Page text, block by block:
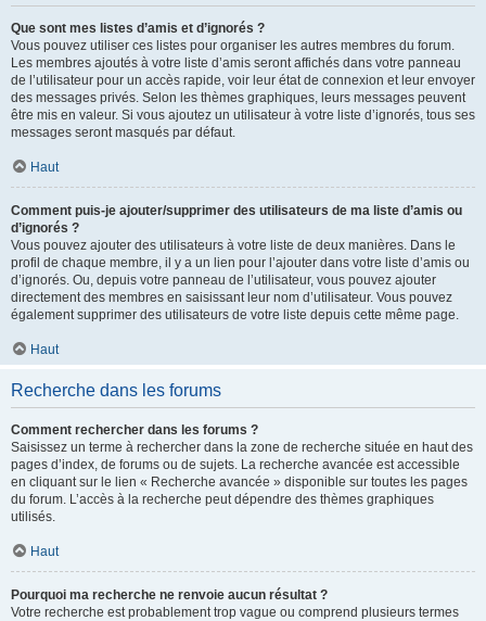
Que sont mes listes d’amis et d’ignorés ?
Vous pouvez utiliser ces listes pour organiser les autres membres du forum.
Les membres ajoutés à votre liste d’amis seront affichés dans votre panneau
de l’utilisateur pour un accès rapide, voir leur état de connexion et leur envoyer
des messages privés. Selon les thèmes graphiques, leurs messages peuvent
être mis en valeur. Si vous ajoutez un utilisateur à votre liste d’ignorés, tous ses
messages seront masqués par défaut.
Haut
Comment puis-je ajouter/supprimer des utilisateurs de ma liste d’amis ou
d’ignorés ?
Vous pouvez ajouter des utilisateurs à votre liste de deux manières. Dans le
profil de chaque membre, il y a un lien pour l’ajouter dans votre liste d’amis ou
d’ignorés. Ou, depuis votre panneau de l’utilisateur, vous pouvez ajouter
directement des membres en saisissant leur nom d’utilisateur. Vous pouvez
également supprimer des utilisateurs de votre liste depuis cette même page.
Haut
Recherche dans les forums
Comment rechercher dans les forums ?
Saisissez un terme à rechercher dans la zone de recherche située en haut des
pages d’index, de forums ou de sujets. La recherche avancée est accessible
en cliquant sur le lien « Recherche avancée » disponible sur toutes les pages
du forum. L’accès à la recherche peut dépendre des thèmes graphiques
utilisés.
Haut
Pourquoi ma recherche ne renvoie aucun résultat ?
Votre recherche est probablement trop vague ou comprend plusieurs termes